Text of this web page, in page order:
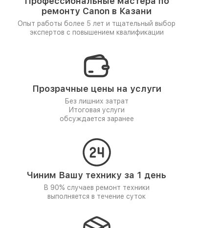
ремонту Canon в Казани
Опыт работы более 5 лет и тщательный выбор
экспертов с повышением квалификации
Прозрачные цены на услуги
Без лишних затрат
Итоговая услуги
обсуждается заранее
Чиним Вашу технику за 1 день
В 90% случаев ремонт техники
выполняется в течение суток